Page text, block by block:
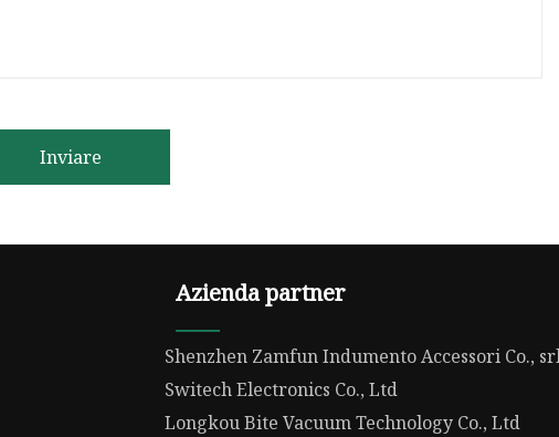
Inviare
Azienda partner
Shenzhen Zamfun Indumento Accessori Co.,
Switech Electronics Co., Ltd
Longkou Bite Vacuum Technology Co., Ltd